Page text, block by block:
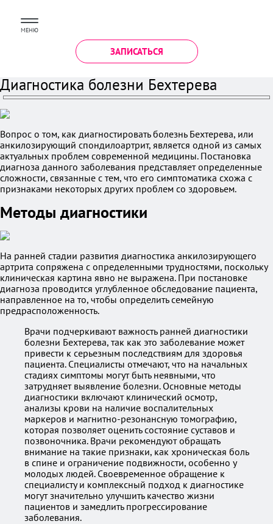
МЕНЮ
ЗАПИСАТЬСЯ
Диагностика болезни Бехтерева
Вопрос о том, как диагностировать болезнь Бехтерева, или
анкилозирующий спондилоартрит, является одной из самых
актуальных проблем современной медицины. Постановка
диагноза данного заболевания представляет определенные
сложности, связанные с тем, что его симптоматика схожа с
признаками некоторых других проблем со здоровьем.
Методы диагностики
На ранней стадии развития диагностика анкилозирующего
артрита сопряжена с определенными трудностями, поскольку
клиническая картина явно не выражена. При постановке
диагноза проводится углубленное обследование пациента,
направленное на то, чтобы определить семейную
предрасположенность.
Врачи подчеркивают важность ранней диагностики
болезни Бехтерева, так как это заболевание может
привести к серьезным последствиям для здоровья
пациента. Специалисты отмечают, что на начальных
стадиях симптомы могут быть неявными, что
затрудняет выявление болезни. Основные методы
диагностики включают клинический осмотр,
анализы крови на наличие воспалительных
маркеров и магнитно-резонансную томографию,
которая позволяет оценить состояние суставов и
позвоночника. Врачи рекомендуют обращать
внимание на такие признаки, как хроническая боль
в спине и ограничение подвижности, особенно у
молодых людей. Своевременное обращение к
специалисту и комплексный подход к диагностике
могут значительно улучшить качество жизни
пациентов и замедлить прогрессирование
заболевания.